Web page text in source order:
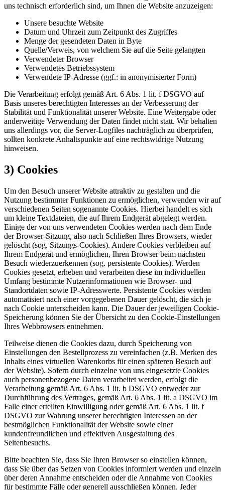
uns technisch erforderlich sind, um Ihnen die Website anzuzeigen:
Unsere besuchte Website
Datum und Uhrzeit zum Zeitpunkt des Zugriffes
Menge der gesendeten Daten in Byte
Quelle/Verweis, von welchem Sie auf die Seite gelangten
Verwendeter Browser
Verwendetes Betriebssystem
Verwendete IP-Adresse (ggf.: in anonymisierter Form)
Die Verarbeitung erfolgt gemäß Art. 6 Abs. 1 lit. f DSGVO auf
Basis unseres berechtigten Interesses an der Verbesserung der
Stabilität und Funktionalität unserer Website. Eine Weitergabe oder
anderweitige Verwendung der Daten findet nicht statt. Wir behalten
uns allerdings vor, die Server-Logfiles nachträglich zu überprüfen,
sollten konkrete Anhaltspunkte auf eine rechtswidrige Nutzung
hinweisen.
3) Cookies
Um den Besuch unserer Website attraktiv zu gestalten und die
Nutzung bestimmter Funktionen zu ermöglichen, verwenden wir auf
verschiedenen Seiten sogenannte Cookies. Hierbei handelt es sich
um kleine Textdateien, die auf Ihrem Endgerät abgelegt werden.
Einige der von uns verwendeten Cookies werden nach dem Ende
der Browser-Sitzung, also nach Schließen Ihres Browsers, wieder
gelöscht (sog. Sitzungs-Cookies). Andere Cookies verbleiben auf
Ihrem Endgerät und ermöglichen, Ihren Browser beim nächsten
Besuch wiederzuerkennen (sog. persistente Cookies). Werden
Cookies gesetzt, erheben und verarbeiten diese im individuellen
Umfang bestimmte Nutzerinformationen wie Browser- und
Standortdaten sowie IP-Adresswerte. Persistente Cookies werden
automatisiert nach einer vorgegebenen Dauer gelöscht, die sich je
nach Cookie unterscheiden kann. Die Dauer der jeweiligen Cookie-
Speicherung können Sie der Übersicht zu den Cookie-Einstellungen
Ihres Webbrowsers entnehmen.
Teilweise dienen die Cookies dazu, durch Speicherung von
Einstellungen den Bestellprozess zu vereinfachen (z.B. Merken des
Inhalts eines virtuellen Warenkorbs für einen späteren Besuch auf
der Website). Sofern durch einzelne von uns eingesetzte Cookies
auch personenbezogene Daten verarbeitet werden, erfolgt die
Verarbeitung gemäß Art. 6 Abs. 1 lit. b DSGVO entweder zur
Durchführung des Vertrages, gemäß Art. 6 Abs. 1 lit. a DSGVO im
Falle einer erteilten Einwilligung oder gemäß Art. 6 Abs. 1 lit. f
DSGVO zur Wahrung unserer berechtigten Interessen an der
bestmöglichen Funktionalität der Website sowie einer
kundenfreundlichen und effektiven Ausgestaltung des
Seitenbesuchs.
Bitte beachten Sie, dass Sie Ihren Browser so einstellen können,
dass Sie über das Setzen von Cookies informiert werden und einzeln
über deren Annahme entscheiden oder die Annahme von Cookies
für bestimmte Fälle oder generell ausschließen können. Jeder